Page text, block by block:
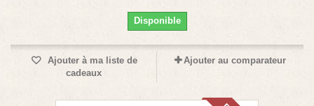
Disponible
Ajouter à ma liste de
cadeaux
Ajouter au comparateur